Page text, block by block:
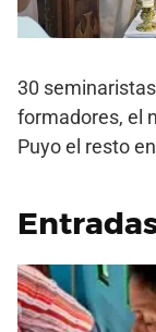
30
formadores, el
Puyo el resto